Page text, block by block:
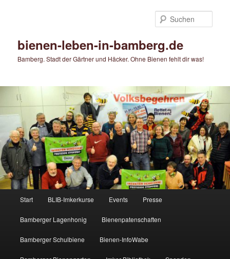
bienen-leben-in-bamberg.de
Bamberg. Stadt der Gärtner und Häcker. Ohne Bienen fehlt dir was!
Start BLIB-Imkerkurse Events Presse
Bamberger Lagenhonig Bienenpatenschaften
Bamberger Schulbiene Bienen-InfoWabe